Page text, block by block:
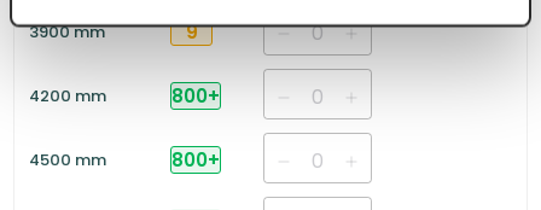
3900 mm 9
4200 mm 800+
4500 mm 800+